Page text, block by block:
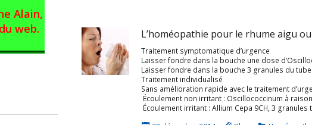
L’homéopathie pour le rhume aigu
Traitement symptomatique d’urgence
Laisser fondre dans la bouche une dose
Laisser fondre dans la bouche 3 granules du tube Allium cepa
Traitement individualisé
Sans amélioration rapide avec le traitement d’urgence ou en
Écoulement non irritant : Oscillococcinum à
Écoulement irritant : Allium Cepa 9CH, 3
Alain,
web.